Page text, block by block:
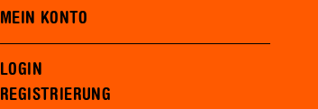
MEIN KONTO
LOGIN
REGISTRIERUNG